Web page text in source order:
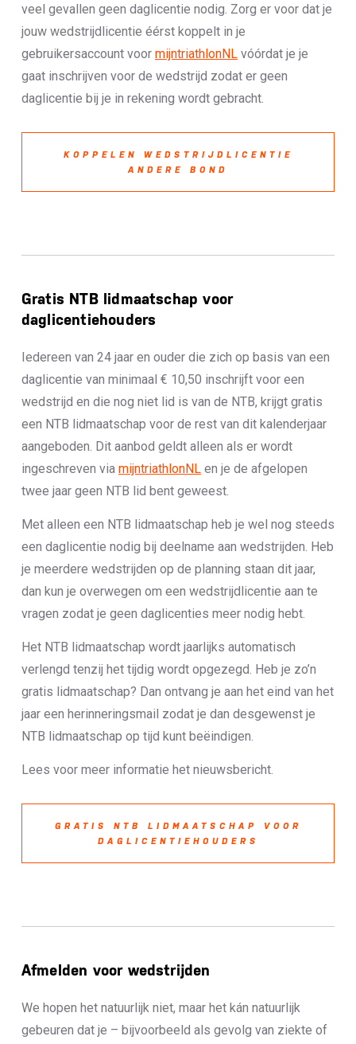
veel gevallen geen daglicentie nodig. Zorg er voor dat je
jouw wedstrijdlicentie éérst koppelt in je
gebruikersaccount voor mijntriathlonNLvóórdat je je
gaat inschrijven voor de wedstrijd zodat er geen
daglicentie bij je in rekening wordt gebracht.
KOPPELEN WEDSTRIJDLICENTIE
ANDERE BOND
Gratis NTB lidmaatschap voor
daglicentiehouders
Iedereen van 24 jaar en ouder die zich op basis van een
daglicentie van minimaal € 10,50 inschrijft voor een
wedstrijd en die nog niet lid is van de NTB, krijgt gratis
een NTB lidmaatschap voor de rest van dit kalenderjaar
aangeboden. Dit aanbod geldt alleen als er wordt
ingeschreven via mijntriathlonNLen je de afgelopen
twee jaar geen NTB lid bent geweest.
Met alleen een NTB lidmaatschap heb je wel nog steeds
een daglicentie nodig bij deelname aan wedstrijden. Heb
je meerdere wedstrijden op de planning staan dit jaar,
dan kun je overwegen om een wedstrijdlicentie aan te
vragen zodat je geen daglicenties meer nodig hebt.
Het NTB lidmaatschap wordt jaarlijks automatisch
verlengd tenzij het tijdig wordt opgezegd. Heb je zo’n
gratis lidmaatschap? Dan ontvang je aan het eind van het
jaar een herinneringsmail zodat je dan desgewenst je
NTB lidmaatschap op tijd kunt beëindigen.
Lees voor meer informatie het nieuwsbericht.
GRATIS NTB LIDMAATSCHAP VOOR
DAGLICENTIEHOUDERS
Afmelden voor wedstrijden
We hopen het natuurlijk niet, maar het kán natuurlijk
gebeuren dat je – bijvoorbeeld als gevolg van ziekte of